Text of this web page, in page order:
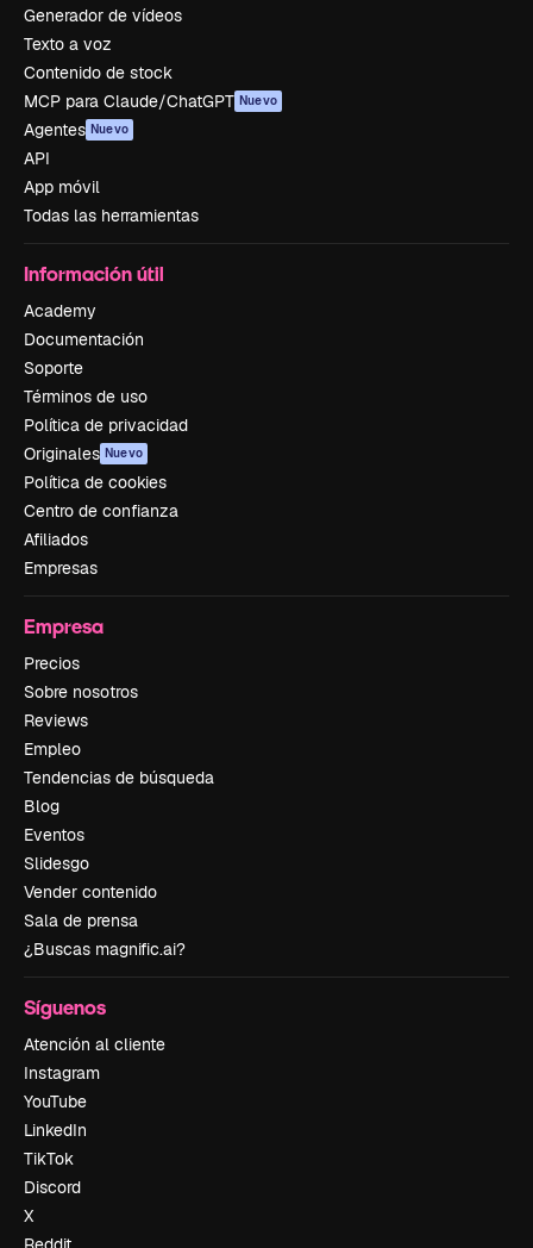
Generador de vídeos
Texto a voz
Contenido de stock
MCP para Claude/ChatGPT Nuevo
Agentes Nuevo
API
App móvil
Todas las herramientas
Información útil
Academy
Documentación
Soporte
Términos de uso
Política de privacidad
Originales Nuevo
Política de cookies
Centro de confianza
Afiliados
Empresas
Empresa
Precios
Sobre nosotros
Reviews
Empleo
Tendencias de búsqueda
Blog
Eventos
Slidesgo
Vender contenido
Sala de prensa
¿Buscas magnific.ai?
Síguenos
Atención al cliente
Instagram
YouTube
LinkedIn
TikTok
Discord
X